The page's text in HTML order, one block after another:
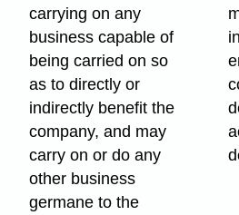
carrying on any
business capable of
being carried on so
as to directly or
indirectly benefit the
company, and may
carry on or do any
other business
germane to the